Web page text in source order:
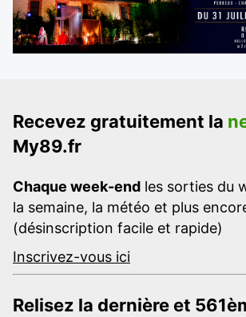
Recevez gratuitement la
My89.fr
Chaque week-end les sorties du
la semaine, la météo et plus
(désinscription facile et rapide)
Inscrivez-vous ici
Relisez la dernière et